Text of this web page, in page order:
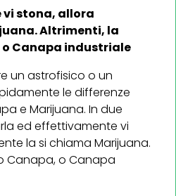
vi stona, allora
Altrimenti, la
Canapa industriale
un astrofisico o un
le differenze
e Marijuana. In due
ed effettivamente vi
la si chiama Marijuana.
Canapa, o Canapa